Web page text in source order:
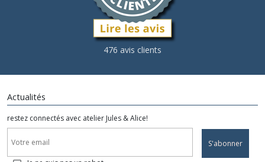
476 avis clients
Actualités
restez connectés avec atelier Jules & Alice!
S'abonner